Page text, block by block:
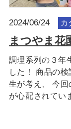
2024/06/24 カ
まつやま花
調理系列の３年
した！ 商品の
生が考え、 今
が心配されてい